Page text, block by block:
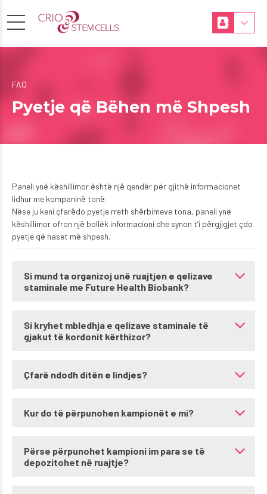
FAQ
Pyetje që Bëhen më Shpesh
Paneli ynë këshillimor është një qendër për gjithë informacionet
lidhur me kompaninë tonë.
Nëse ju keni çfarëdo pyetje rreth shërbimeve tona, paneli ynë
këshillimor ofron një bollëk informacioni dhe synon t’i përgjigjet çdo
pyetje që haset më shpesh.
Si mund ta organizoj unë ruajtjen e qelizave
staminale me Future Health Biobank?
Si kryhet mbledhja e qelizave staminale të
gjakut të kordonit kërthizor?
Çfarë ndodh ditën e lindjes?
Kur do të përpunohen kampionët e mi?
Përse përpunohet kampioni im para se të
depozitohet në ruajtje?